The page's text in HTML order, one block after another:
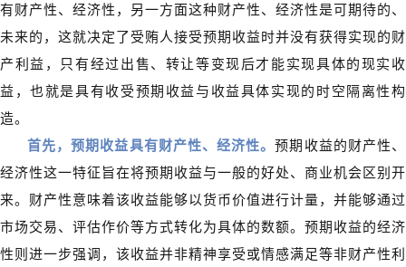
有财产性、经济性，另一方面这种财产性、经济性是可期待的、
未来的，这就决定了受贿人接受预期收益时并没有获得实现的财
产利益，只有经过出售、转让等变现后才能实现具体的现实收
益，也就是具有收受预期收益与收益具体实现的时空隔离性构
造。
首先，预期收益具有财产性、经济性。预期收益的财产性、
经济性这一特征旨在将预期收益与一般的好处、商业机会区别开
来。财产性意味着该收益能够以货币价值进行计量，并能够通过
市场交易、评估作价等方式转化为具体的数额。预期收益的经济
性则进一步强调，该收益并非精神享受或情感满足等非财产性利